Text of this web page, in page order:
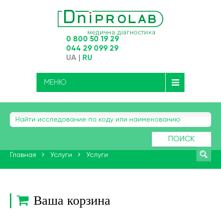
0 800 50 19 29
044 29 099 29
UA RU
МЕНЮ
ПОИСК
Главная Услуги Услуги
Ваша корзина